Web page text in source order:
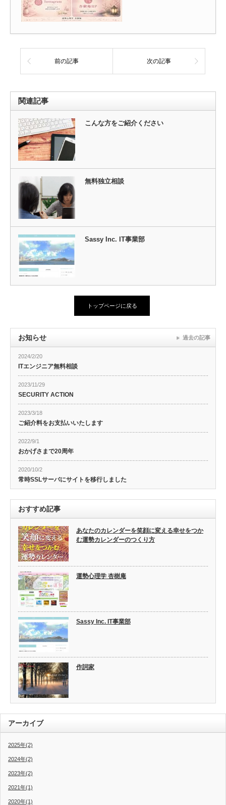
前の記事 次の記事
関連記事
こんな方をご紹介ください
無料独立相談
Sassy Inc. IT事業部
トップページに戻る
お知らせ
2024/2/20
ITエンジニア無料相談
2023/11/29
SECURITY ACTION
2023/3/18
ご紹介料をお支払いいたします
2022/9/1
おかげさまで20周年
2020/10/2
常時SSLサーバにサイトを移行しました
過去の記事
おすすめ記事
あなたのカレンダーを笑顔に変える幸せをつか
む運勢カレンダーのつくり方
運勢心理学 杏樹庵
Sassy Inc. IT事業部
作詞家
アーカイブ
2025年(2)
2024年(2)
2023年(2)
2021年(1)
2020年(1)